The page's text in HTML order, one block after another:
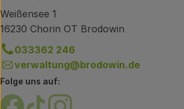
Weißensee 1
16230 Chorin OT Brodowin
033362 246
verwaltung@brodowin.de
Folge uns auf:
Externer Link zu https://
Externer Link zu https://
Externer Link zu